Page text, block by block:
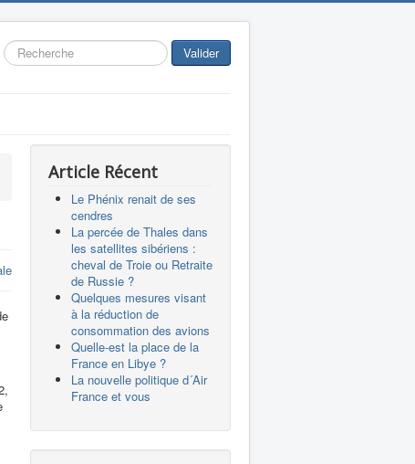
Rechercher Valider
Article Récent
Le Phénix renait de ses
cendres
La percée de Thales dans
les satellites sibériens :
cheval de Troie ou Retraite
de Russie ?
Quelques mesures visant
à la réduction de
consommation des avions
Quelle-est la place de la
France en Libye ?
La nouvelle politique d´Air
France et vous